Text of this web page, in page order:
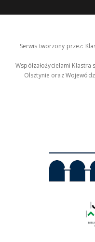
Serwis tworzony przez:
Współzałożycielami
Olsztynie oraz